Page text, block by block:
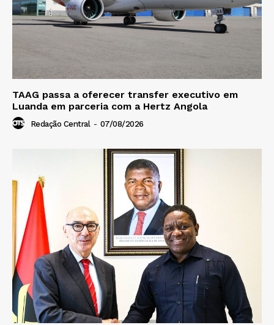
TAAG passa a oferecer transfer executivo em
Luanda em parceria com a Hertz Angola
Redação Central - 07/08/2026